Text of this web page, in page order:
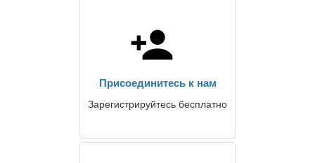
Присоединитесь к нам
Зарегистрируйтесь бесплатно